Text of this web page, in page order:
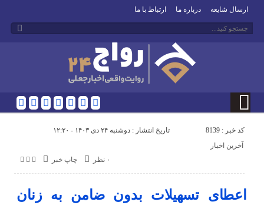
ارسال شایعه درباره ما ارتباط با ما
کد خبر : 8139 تاریخ انتشار : دوشنبه ۲۴ دی ۱۴۰۳ - ۱۲:۲۰
چاپ خبر ۰ نظر
آخرین اخبار
اعطای تسهیلات بدون ضامن به زنان